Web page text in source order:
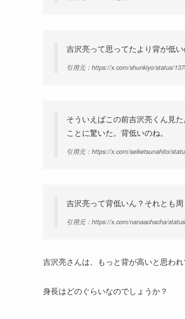
吉沢亮って思ってたより背が低
引用元：https://x.com/shunkiyo/status/
そういえばこの前吉沢亮くん見
ことに驚いた。背低いのね。
引用元：https://x.com/seiketsunahito/
吉沢亮って背低いん？それとも
引用元：https://x.com/nanaachacha/
吉沢亮さんは、もっと背が高いと思われ
身長はどのぐらいなのでしょうか？